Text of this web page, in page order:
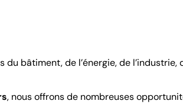
bâtiment, de l’énergie, de l’industrie,
, nous offrons de nombreuses